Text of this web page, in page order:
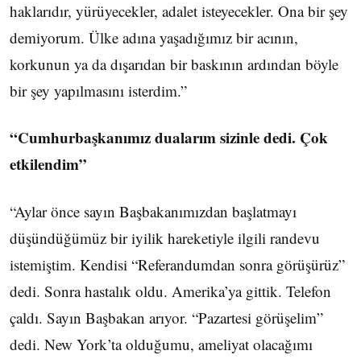
haklarıdır, yürüyecekler, adalet isteyecekler. Ona bir şey
demiyorum. Ülke adına yaşadığımız bir acının,
korkunun ya da dışarıdan bir baskının ardından böyle
bir şey yapılmasını isterdim.”
“Cumhurbaşkanımız dualarım sizinle dedi. Çok
etkilendim”
“Aylar önce sayın Başbakanımızdan başlatmayı
düşündüğümüz bir iyilik hareketiyle ilgili randevu
istemiştim. Kendisi “Referandumdan sonra görüşürüz”
dedi. Sonra hastalık oldu. Amerika’ya gittik. Telefon
çaldı. Sayın Başbakan arıyor. “Pazartesi görüşelim”
dedi. New York’ta olduğumu, ameliyat olacağımı